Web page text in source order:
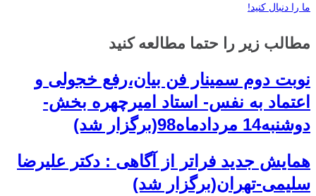
ما را دنبال کنید!
مطالب زیر را حتما مطالعه کنید
نوبت دوم سمینار فن بیان،رفع خجولی و
اعتماد به نفس- استاد امیرچهره بخش-
دوشنبه14 مردادماه98(برگزار شد)
همایش جدید فراتر از آگاهی : دکتر علیرضا
سلیمی-تهران(برگزار شد)